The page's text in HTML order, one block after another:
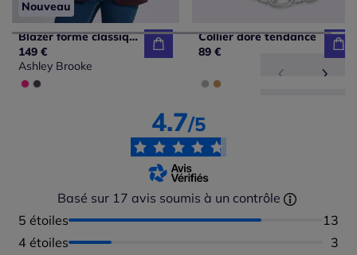
Nouveau
Blazer forme classique
149 €
Ashley Brooke
Collier doré tendance
89 €
4.7/5
Basé sur 17 avis soumis à un contrôle
5 étoiles
13
4 étoiles
3